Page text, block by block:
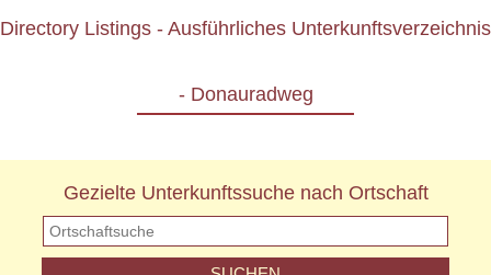
Directory Listings - Ausführliches Unterkunftsverzeichnis
- Donauradweg
Gezielte Unterkunftssuche nach Ortschaft